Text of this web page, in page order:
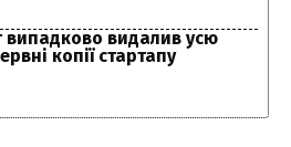
випадково видалив усю
копії стартапу